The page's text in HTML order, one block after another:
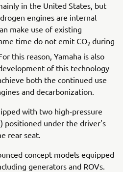
in the United States, but
engines are internal
make use of existing
time do not emit CO2during
this reason, Yamaha is also
of this technology
both the continued use
and decarbonization.
with two high-pressure
positioned under the driver's
rear seat.
concept models equipped
generators and ROVs.